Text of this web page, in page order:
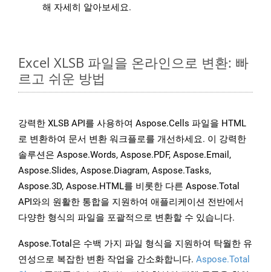
해 자세히 알아보세요.
Excel XLSB 파일을 온라인으로 변환: 빠
르고 쉬운 방법
강력한 XLSB API를 사용하여 Aspose.Cells 파일을 HTML
로 변환하여 문서 변환 워크플로를 개선하세요. 이 강력한
솔루션은 Aspose.Words, Aspose.PDF, Aspose.Email,
Aspose.Slides, Aspose.Diagram, Aspose.Tasks,
Aspose.3D, Aspose.HTML를 비롯한 다른 Aspose.Total
API와의 원활한 통합을 지원하여 애플리케이션 전반에서
다양한 형식의 파일을 포괄적으로 변환할 수 있습니다.
Aspose.Total은 수백 가지 파일 형식을 지원하여 탁월한 유
연성으로 복잡한 변환 작업을 간소화합니다. Aspose.Total